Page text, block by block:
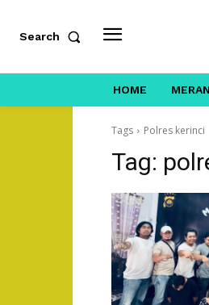
Search
HOME
Tags Polres kerinci
Tag: